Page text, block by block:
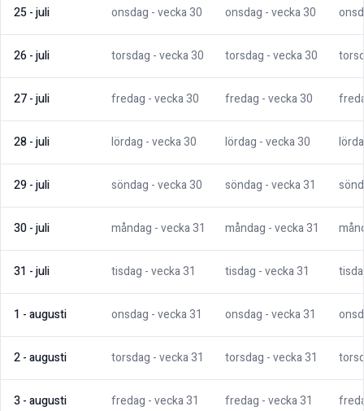
25-juli onsdag - vecka30 onsdag - vecka30
26-juli torsdag - vecka30 torsdag - vecka30
27-juli fredag - vecka30 fredag - vecka30
28-juli lördag - vecka30 lördag - vecka30
29-juli söndag - vecka30 söndag - vecka31
30-juli måndag - vecka31 måndag - vecka31
31 -juli tisdag - vecka31 tisdag - vecka31
1 -augusti onsdag - vecka31 onsdag - vecka31
2-augusti torsdag - vecka31 torsdag - vecka31
3 -augusti fredag - vecka31 fredag - vecka31